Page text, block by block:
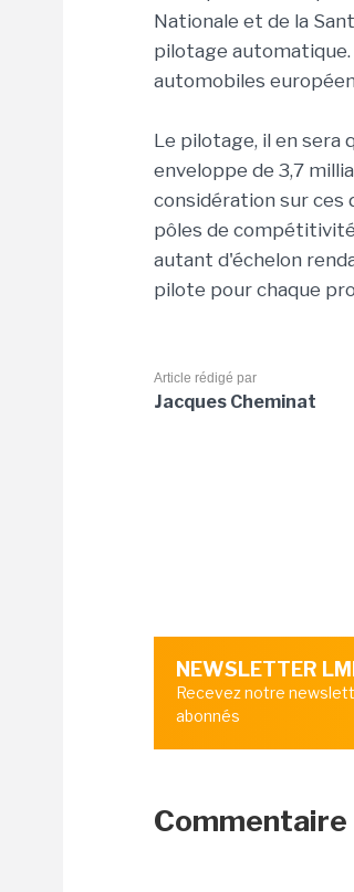
Nationale et de la
pilotage
automobiles
Le pilotage, il en
enveloppe de 3,7
considération sur ces
pôles de
autant d'échelon
pilote pour chaque
Article rédigé par
Jacques Cheminat
NEWSLETTER LMI
Recevez notre
abonnés
Commentaire